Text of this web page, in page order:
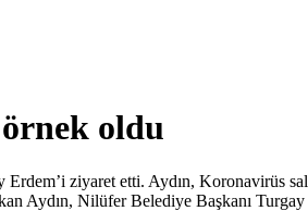
oldu
ziyaret etti. Aydın, Koronavirüs
Aydın, Nilüfer Belediye Başkanı